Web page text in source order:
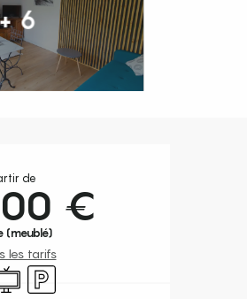
6
coordonnées
de
€
(meublé)
les tarifs
Parking